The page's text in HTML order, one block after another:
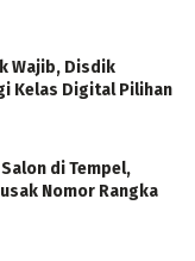
Wajib, Disdik
Kelas Digital Pilihan
di Tempel,
Nomor Rangka